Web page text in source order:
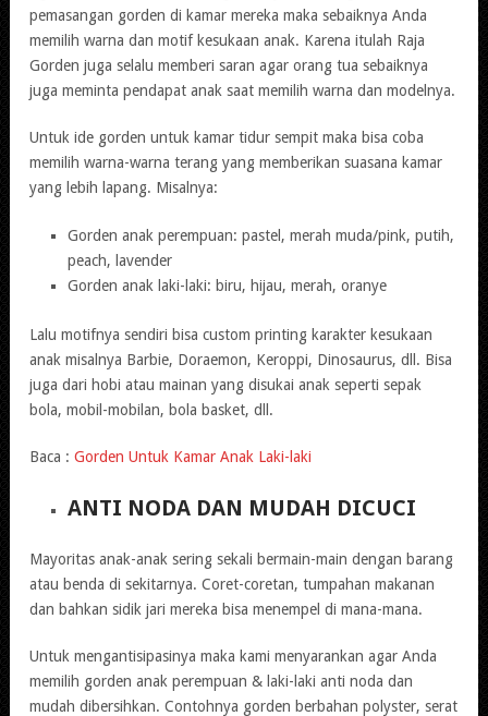
pemasangan gorden di kamar mereka maka sebaiknya Anda
memilih warna dan motif kesukaan anak. Karena itulah Raja
Gorden juga selalu memberi saran agar orang tua sebaiknya
juga meminta pendapat anak saat memilih warna dan modelnya.
Untuk ide gorden untuk kamar tidur sempit maka bisa coba
memilih warna-warna terang yang memberikan suasana kamar
yang lebih lapang. Misalnya:
Gorden anak perempuan: pastel, merah muda/pink, putih,
peach, lavender
Gorden anak laki-laki: biru, hijau, merah, oranye
Lalu motifnya sendiri bisa custom printing karakter kesukaan
anak misalnya Barbie, Doraemon, Keroppi, Dinosaurus, dll. Bisa
juga dari hobi atau mainan yang disukai anak seperti sepak
bola, mobil-mobilan, bola basket, dll.
Baca : Gorden Untuk Kamar Anak Laki-laki
ANTI NODA DAN MUDAH DICUCI
Mayoritas anak-anak sering sekali bermain-main dengan barang
atau benda di sekitarnya. Coret-coretan, tumpahan makanan
dan bahkan sidik jari mereka bisa menempel di mana-mana.
Untuk mengantisipasinya maka kami menyarankan agar Anda
memilih gorden anak perempuan & laki-laki anti noda dan
mudah dibersihkan. Contohnya gorden berbahan polyster, serat